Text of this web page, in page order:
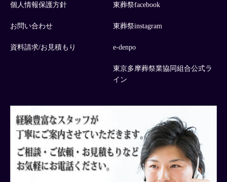
個人情報保護方針
お問い合わせ
資料請求/お見積もり
東葬祭facebook
東葬祭instagram
e-denpo
東京多摩葬祭業協同組合公式ラ
イン